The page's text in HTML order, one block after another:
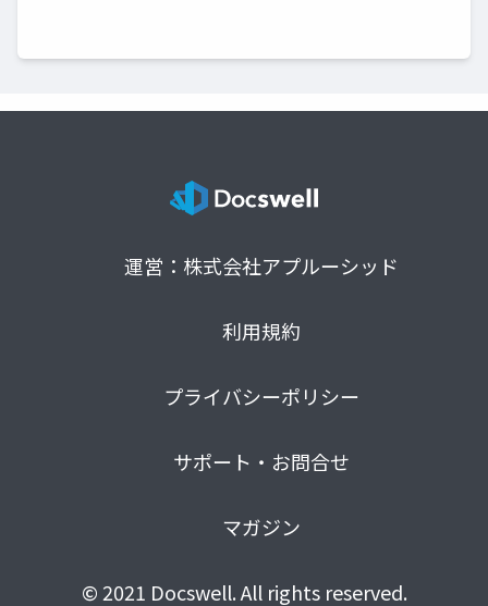
運営：株式会社アプルーシッド
利用規約
プライバシーポリシー
サポート・お問合せ
マガジン
© 2021 Docswell. All rights reserved.